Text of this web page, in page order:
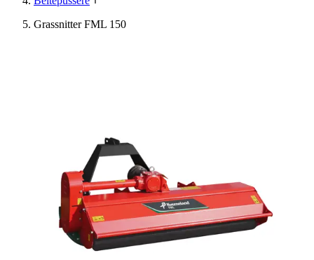
Grassnitter FML 150